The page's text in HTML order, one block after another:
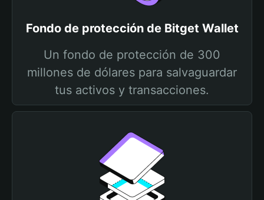
Fondo de protección de Bitget Wallet
Un fondo de protección de 300
millones de dólares para salvaguardar
tus activos y transacciones.